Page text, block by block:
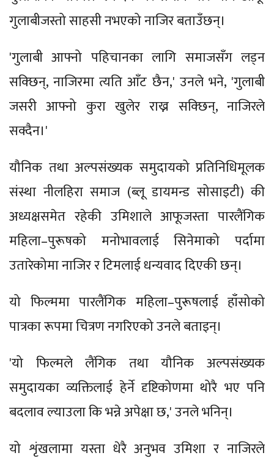
गुलाबीजस्तो साहसी नभएको नाजिर बताउँछन्।
'गुलाबी आफ्नो पहिचानका लागि समाजसँग लड्न
सक्छिन्, नाजिरमा त्यति आँट छैन,' उनले भने, 'गुलाबी
जसरी आफ्नो कुरा खुलेर राख्न सक्छिन्, नाजिरले
सक्दैन।'
यौनिक तथा अल्पसंख्यक समुदायको प्रतिनिधिमूलक
संस्था नीलहिरा समाज (ब्लू डायमन्ड सोसाइटी) की
अध्यक्षसमेत रहेकी उमिशाले आफूजस्ता पारलैंगिक
महिला–पुरूषको मनोभावलाई सिनेमाको पर्दामा
उतारेकोमा नाजिर र टिमलाई धन्यवाद दिएकी छन्।
यो फिल्ममा पारलैंगिक महिला–पुरूषलाई हाँसोको
पात्रका रूपमा चित्रण नगरिएको उनले बताइन्।
'यो फिल्मले लैंगिक तथा यौनिक अल्पसंख्यक
समुदायका व्यक्तिलाई हेर्ने दृष्टिकोणमा थोरै भए पनि
बदलाव ल्याउला कि भन्ने अपेक्षा छ,' उनले भनिन्।
यो शृंखलामा यस्ता धेरै अनुभव उमिशा र नाजिरले